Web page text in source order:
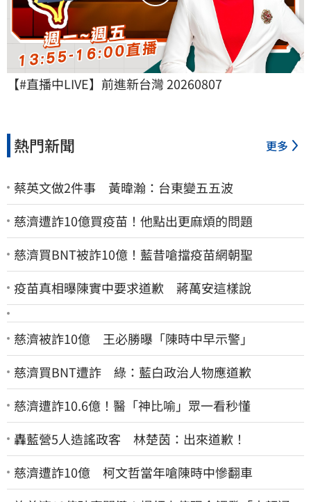
【#直播中LIVE】前進新台灣 20260807
熱門新聞 更多
蔡英文做2件事 黃暐瀚：台東變五五波
慈濟遭詐10億買疫苗！他點出更麻煩的問題
慈濟買BNT被詐10億！藍昔嗆擋疫苗網朝聖
疫苗真相曝陳實中要求道歉 蔣萬安這樣說
慈濟被詐10億 王必勝曝「陳時中早示警」
慈濟買BNT遭詐 綠：藍白政治人物應道歉
慈濟遭詐10.6億！醫「神比喻」眾一看秒懂
轟藍營5人造謠政客 林楚茵：出來道歉！
慈濟遭詐10億 柯文哲當年嗆陳時中慘翻車